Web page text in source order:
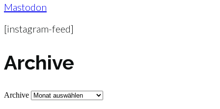
Mastodon
[instagram-feed]
Archive
Archive